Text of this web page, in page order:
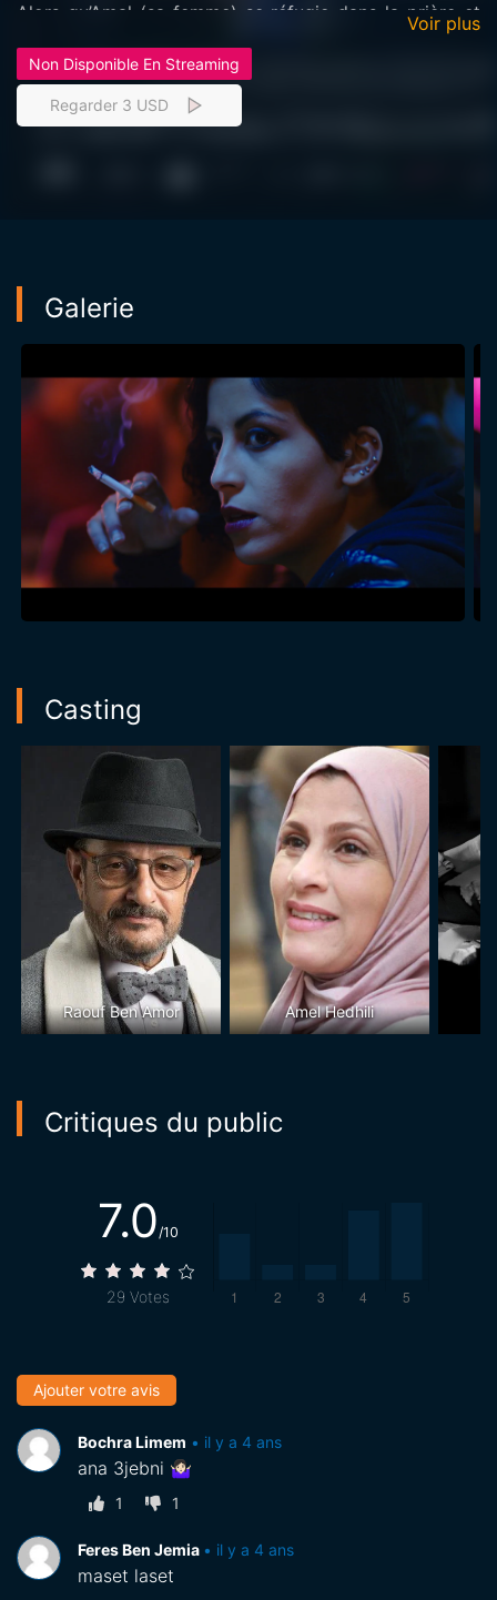
Alors qu’Amal (sa femme) se réfugie dans la prière et
Amine (le fils ainé) essaye de coller au mieux les
morceaux de sa famille; Aziza (la fille cadette) se voit
déconnectée du rythme et des valeurs de sa famille.
Elle se coupe alors les veines après une cascade de
Voir plus
Non Disponible En Streaming
Regarder 3 USD
Galerie
Casting
Raouf Ben Amor Amel Hedhili
Critiques du public
7.0 /10
29 Votes
Ajouter votre avis
Bochra Limem • il y a 4 ans
ana 3jebni 🤷🏻‍♀️
1 1
Feres Ben Jemia • il y a 4 ans
maset laset